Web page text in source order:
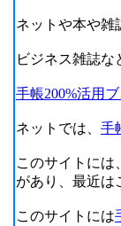
ネットや本や雑
ビジネス雑誌
手帳200%活用
ネットでは、 手
このサイトには、
があり、最近は
このサイトには